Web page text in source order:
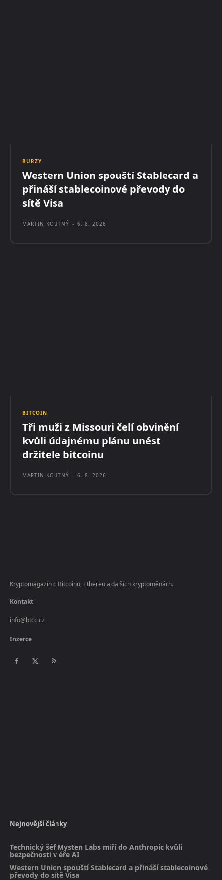
BURZY
Western Union spouští Stablecard a
přináší stablecoinové převody do
sítě Visa
MARTIN KOUTNÝ - 6. 8. 2026
BITCOIN
Tři muži z Missouri čelí obvinění
kvůli údajnému plánu unést
držitele bitcoinu
MARTIN KOUTNÝ - 6. 8. 2026
Kryptomagazín o Bitcoinu, Ethereu a dalších kryptoměnách.
Kontakt
info@btcc.cz
Inzerce
Nejnovější články
Technický šéf Mysten Labs míří do Anthropic kvůli
bezpečnosti v éře AI
Western Union spouští Stablecard a přináší stablecoinové
převody do sítě Visa